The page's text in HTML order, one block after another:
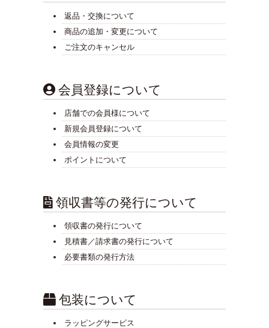
返品・交換について
商品の追加・変更について
ご注文のキャンセル
会員登録について
店舗での会員様について
新規会員登録について
会員情報の変更
ポイントについて
領収書等の発行について
領収書の発行について
見積書／請求書の発行について
必要書類の発行方法
包装について
ラッピングサービス